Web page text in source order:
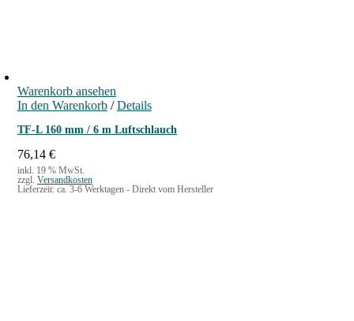
Warenkorb ansehen
In den Warenkorb / Details
TF-L 160 mm / 6 m Luftschlauch
76,14 €
inkl. 19 % MwSt.
zzgl. Versandkosten
Lieferzeit: ca. 3-6 Werktagen - Direkt vom Hersteller